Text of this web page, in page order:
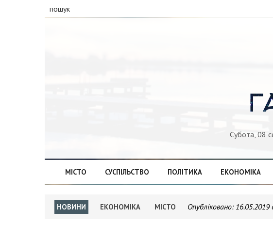
пошук
Субота, 08
МІСТО СУСПІЛЬСТВО ПОЛІТИКА ЕКОНОМІКА
НОВИНИ ЕКОНОМІКА МІСТО Опубліковано: 16.05.2019